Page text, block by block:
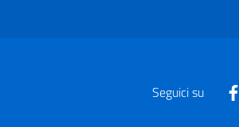
Seguici su